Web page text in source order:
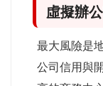
虛擬辦
最大風險是
公司信用與